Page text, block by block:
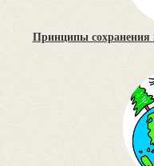
Принципы сохранения